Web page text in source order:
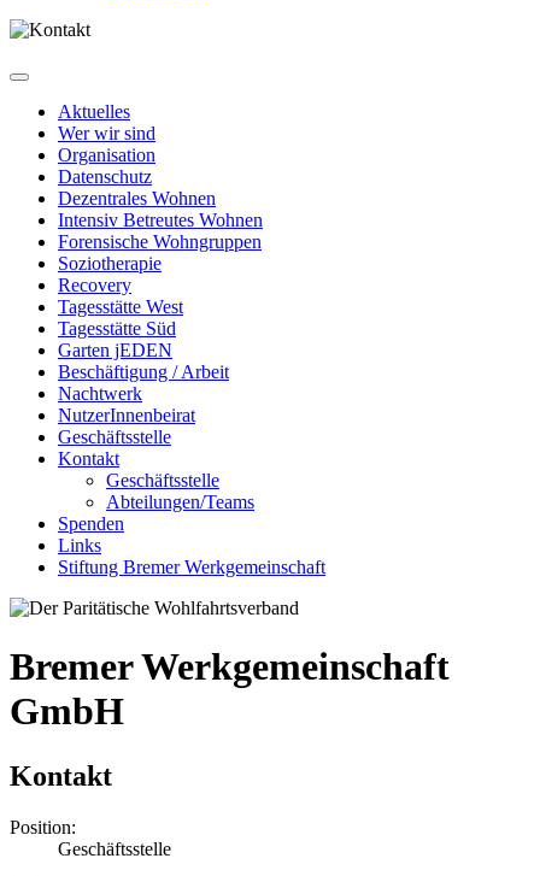
Aktuelles
Wer wir sind
Organisation
Datenschutz
Dezentrales Wohnen
Intensiv Betreutes Wohnen
Forensische Wohngruppen
Soziotherapie
Recovery
Tagesstätte West
Tagesstätte Süd
Garten jEDEN
Beschäftigung / Arbeit
Nachtwerk
NutzerInnenbeirat
Geschäftsstelle
Kontakt
Geschäftsstelle
Abteilungen/Teams
Spenden
Links
Stiftung Bremer Werkgemeinschaft
Bremer Werkgemeinschaft
GmbH
Kontakt
Position:
Geschäftsstelle